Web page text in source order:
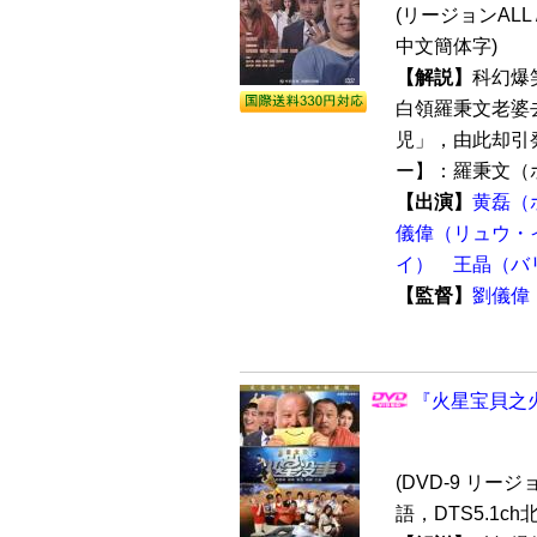
(リージョン
中文簡体字)
【解説】 科幻爆
白領羅秉文老婆
児」，由此却
ー】：羅秉文（
【出演】 黄磊（
儀偉（リュウ・
イ）
王晶（バ
【監督】 劉儀偉
『火星宝貝
(DVD-9 リージ
語，DTS5.1ch